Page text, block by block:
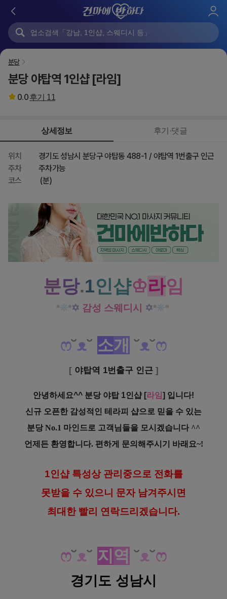
로
분당
분당 야탑역 1인샵 [라임]
0.0후기 11
상세정보 후기·댓글
위치
경기도 성남시 분당구 야탑동 488-1 / 야탑역 1번출구 인근
주차
주차가능
코스
(분)
분당.1인샵♔라임
*❊ *✡ 감성 스웨디시 ✡*❊ *
ෆ˘ᴥ˘ 소개 ˘ᴥ˘ෆ
[ 야탑역 1번출구 인근 ]
안녕하세요^^ 분당 야탑 1인샵 [라임] 입니다!
신규 오픈한 감성적인 테라피 샵으로 믿을 수 있는
분당 No.1 마인드로 고객님들을 모시겠습니다 ^^
언제든 환영합니다. 편하게 문의해주시기 바래요~!
1인샵 특성상 관리중으로 전화를
못받을 수 있으니 문자 남겨주시면
최대한 빨리 연락드리겠습니다.
ෆ˘ᴥ˘ 지 역 ˘ᴥ˘ෆ
경기도 성남시